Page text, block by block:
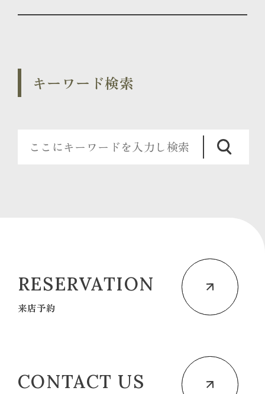
キーワード検索
RESERVATION
来店予約
CONTACT US